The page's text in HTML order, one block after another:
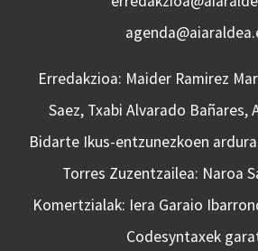
Erredakzioa: Maider Ramirez
Saez, Txabi Alvarado Bañares,
Bidarte Ikus-entzunezkoen
Torres Zuzentzailea: Naroa
Komertzialak: Iera Garaio
Codesyntaxek